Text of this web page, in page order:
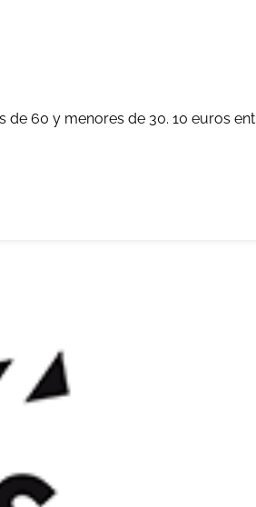
de 60 y menores de 30. 10 euros